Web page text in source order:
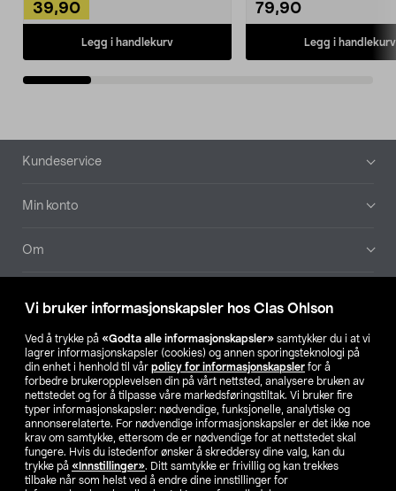
Vi bruker informasjonskapsler hos Clas Ohlson
Ved å trykke på «Godta alle informasjonskapsler» samtykker du i at vi
lagrer informasjonskapsler (cookies) og annen sporingsteknologi på
din enhet i henhold til vår policy for informasjonskapsler for å
forbedre brukeropplevelsen din på vårt nettsted, analysere bruken av
nettstedet og for å tilpasse våre markedsføringstiltak. Vi bruker fire
typer informasjonskapsler: nødvendige, funksjonelle, analytiske og
annonserelaterte. For nødvendige informasjonskapsler er det ikke noe
krav om samtykke, ettersom de er nødvendige for at nettstedet skal
fungere. Hvis du istedenfor ønsker å skreddersy dine valg, kan du
trykke på «Innstillinger». Ditt samtykke er frivillig og kan trekkes
tilbake når som helst ved å endre dine innstillinger for
39,90
Legg i handlekurv
79,90
Legg i handlekurv
Bunntekst
Kundeservice
Min konto
Om
Våre selskaper
Finn din butikk
SE NO FI